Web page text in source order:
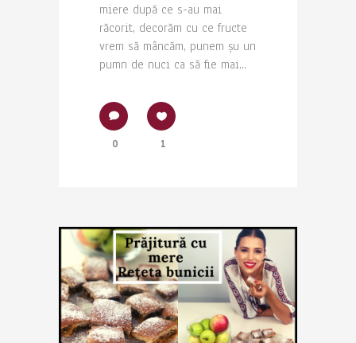
miere după ce s-au mai
răcorit, decorăm cu ce fructe
vrem să mâncăm, punem șu un
pumn de nuci ca să fie mai...
0 1